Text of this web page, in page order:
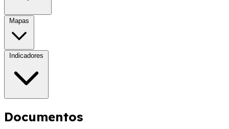
Mapas
Indicadores
Documentos